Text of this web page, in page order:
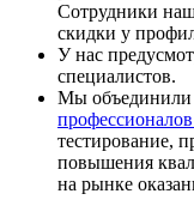
Сотрудники
скидки у
У нас
специалистов.
Мы объединили
тестирование,
повышения
на рынке